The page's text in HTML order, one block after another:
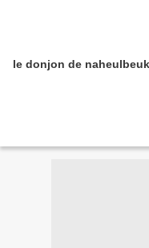
le donjon de